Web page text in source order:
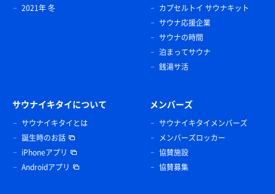
2021年 冬
カプセルトイ サウナキット
サウナ応援企業
サウナの時間
泊まってサウナ
銭湯サ活
サウナイキタイについて
サウナイキタイとは
誕生時のお話
iPhoneアプリ
Androidアプリ
メンバーズ
サウナイキタイメンバーズ
メンバーズロッカー
協賛施設
協賛募集